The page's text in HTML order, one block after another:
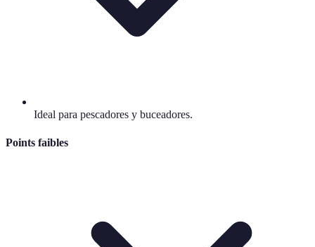
Ideal para pescadores y buceadores.
Points faibles